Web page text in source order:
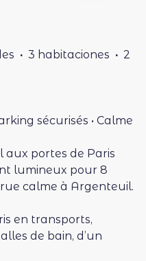
· 3 habitaciones · 2
sécurisés • Calme
aux portes de Paris
lumineux pour 8
calme à Argenteuil.
en transports,
de bain, d’un